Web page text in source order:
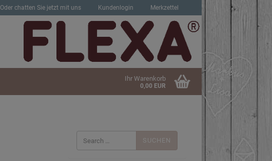
Oder chatten Sie jetzt mit uns Kundenlogin Merkzettel
Ihr Warenkorb
0,00 EUR
Suchen
nach: